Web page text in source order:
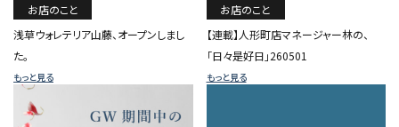
お店のこと
浅草ウォレテリア山藤、オープンしまし
た。
もっと見る
お店のこと
【連載】人形町店マネージャー林の、
「日々是好日」260501
もっと見る